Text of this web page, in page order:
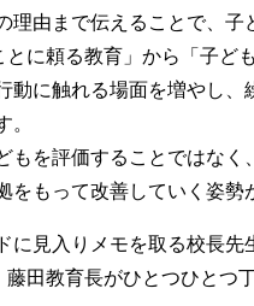
理由まで伝えることで、子
とに頼る教育」から「子ど
動に触れる場面を増やし
。
もを評価することではな
をもって改善していく姿勢
見入りメモを取る校長先
田教育長がひとつひとつ